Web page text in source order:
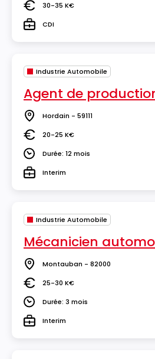
Salaire30-35 K€
TypeCDI
Industrie Automobile
Agent de
Lieu Hordain - 59111
Salaire20-25 K€
DuréeDurée: 12 mois
TypeInterim
Industrie Automobile
Mécanicien
Lieu Montauban - 82000
Salaire25-30 K€
DuréeDurée: 3 mois
TypeInterim